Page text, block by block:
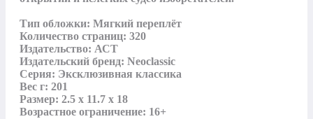
Тип обложки: Мягкий переплёт
Количество страниц: 320
Издательство: АСТ
Издательский бренд: Neoclassic
Серия: Эксклюзивная классика
Вес г: 201
Размер: 2.5 x 11.7 x 18
Возрастное ограничение: 16+